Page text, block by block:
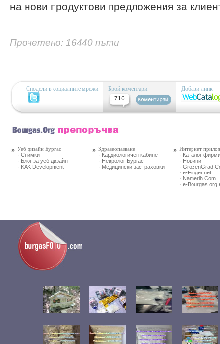
на нови продуктови предложения за
Прочетено: 16440 пъти
Сподели в социалните мрежи
Брой коментари
716
Добави линк
Уеб дизайн Бургас
· Снимки
· Блог за уеб дизайн
· KAK Development
Здравеопазване
· Кардиологичен кабинет
· Невролог Бургас
· Медицински застраховки
Интернет
· Каталог фирми
· Новини
·
· e-Finger.net
· Namerih.Com
· e-Bourgas.org